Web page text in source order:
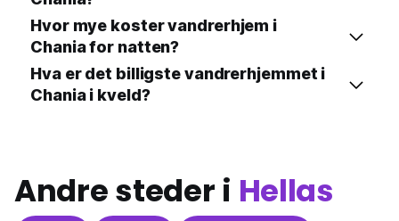
Hvor mye koster vandrerhjem i
Chania for natten?
Hva er det billigste vandrerhjemmet i
Chania i kveld?
Andre steder i Hellas